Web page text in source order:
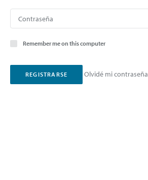
Remember me on this computer
Olvidé mi contraseña